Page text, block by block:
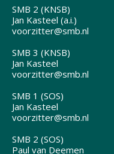
SMB 2 (KNSB)
Jan Kasteel (a.i.)
voorzitter@smb.nl
SMB 3 (KNSB)
Jan Kasteel
voorzitter@smb.nl
SMB 1 (SOS)
Jan Kasteel
voorzitter@smb.nl
SMB 2 (SOS)
Paul van Deemen